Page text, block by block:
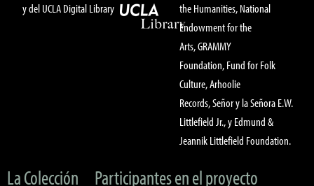
y del UCLA Digital Library
the Humanities, National
Endowment for the
Arts, GRAMMY
Foundation, Fund for Folk
Culture, Arhoolie
Records, Señor y la Señora E.W.
Littlefield Jr., y Edmund &
Jeannik Littlefield Foundation.
La Colección Participantes en el proyecto